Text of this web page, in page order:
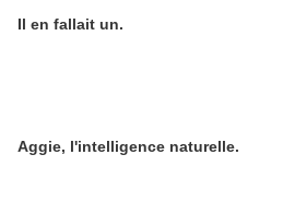
Il en fallait un.
Aggie, l'intelligence naturelle.